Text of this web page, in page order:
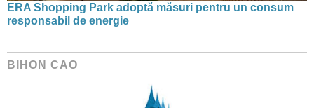
ERA Shopping Park adoptă măsuri pentru un consum
responsabil de energie
BIHON CAO